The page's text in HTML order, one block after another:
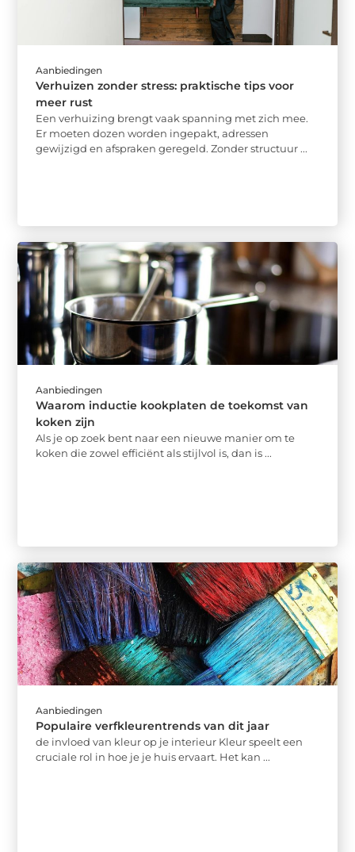
Aanbiedingen
Verhuizen zonder stress: praktische tips voor
meer rust
Een verhuizing brengt vaak spanning met zich mee.
Er moeten dozen worden ingepakt, adressen
gewijzigd en afspraken geregeld. Zonder structuur ...
Aanbiedingen
Waarom inductie kookplaten de toekomst van
koken zijn
Als je op zoek bent naar een nieuwe manier om te
koken die zowel efficiënt als stijlvol is, dan is ...
Aanbiedingen
Populaire verfkleurentrends van dit jaar
de invloed van kleur op je interieur Kleur speelt een
cruciale rol in hoe je je huis ervaart. Het kan ...